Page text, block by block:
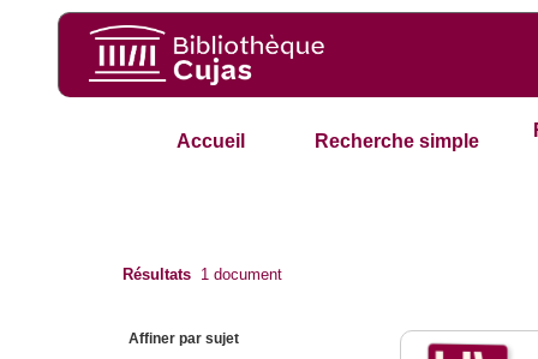
Accueil Recherche simple
Résultats 1 document
Affiner par sujet